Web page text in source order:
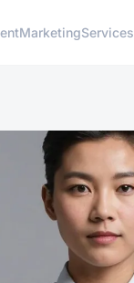
MarketingServices